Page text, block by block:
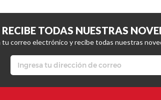
RECIBE TODAS NUESTRAS
tu correo electrónico y recibe todas nuestras